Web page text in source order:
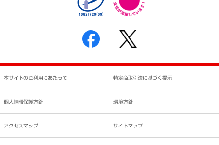
反社会的勢力に対する基本方針
書面による個人情報の開示等の請求の手続きについて
本サイトのご利用にあたって 特定商取引法に基づく提示
個人情報保護方針 環境方針
アクセスマップ サイトマップ